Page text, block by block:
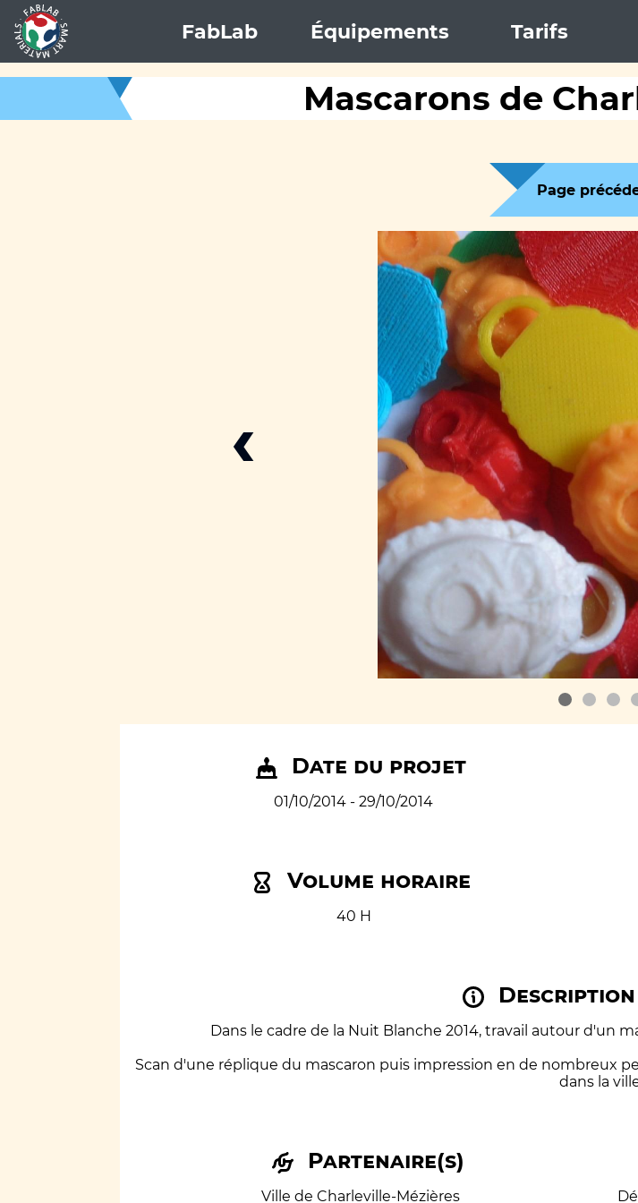
FabLab Équipements Tarifs
Mascarons de
Page
‹
Date du projet
01/10/2014 - 29/10/2014
Volume horaire
40 H
Dans le cadre de la Nuit Blanche 2014, travail autour d'un
Scan d'une réplique du mascaron puis impression en de nombreux
dans la
Partenaire(s)
Ville de Charleville-Mézières